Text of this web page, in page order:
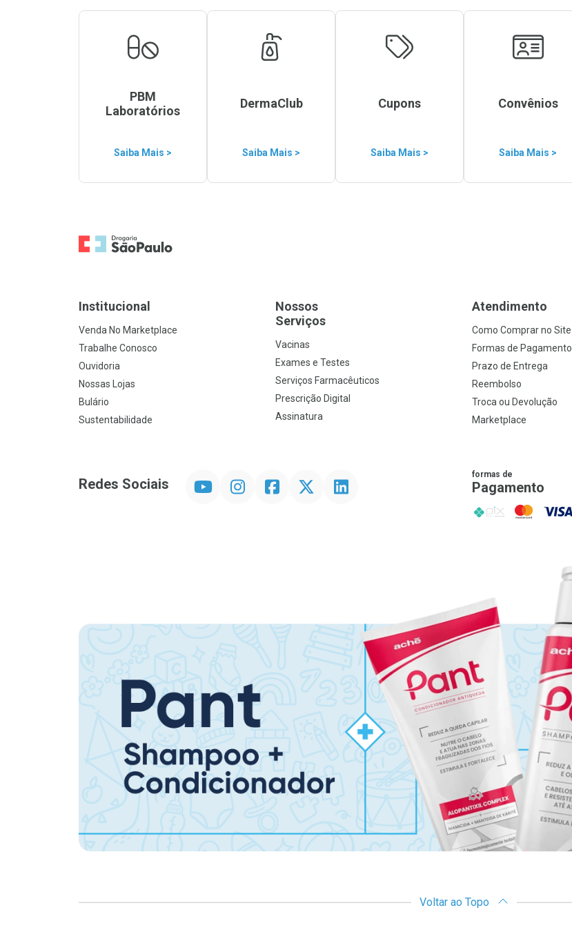
PBM
Laboratórios
Saiba Mais >
DermaClub
Saiba Mais >
Cupons
Saiba Mais >
Convênios
Saiba Mais >
Ir para a Home
Institucional
Venda No Marketplace
Trabalhe Conosco
Ouvidoria
Nossas Lojas
Bulário
Sustentabilidade
Nossos
Serviços
Vacinas
Exames e Testes
Serviços Farmacêuticos
Prescrição Digital
Assinatura
Atendimento
Como Comprar no Site
Formas de Pagamento
Prazo de Entrega
Reembolso
Troca ou Devolução
Marketplace
Redes Sociais InstagramFacebookTwitter Linkedin formas de
Pagamento
PIX MasterCard
VISA
Voltar ao Topo